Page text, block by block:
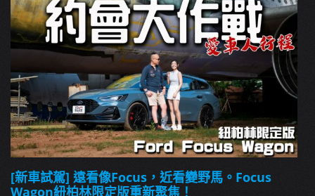
[新車試駕] 遠看像Focus，近看變野馬。Focus
Wagon紐柏林限定版重新聚焦！